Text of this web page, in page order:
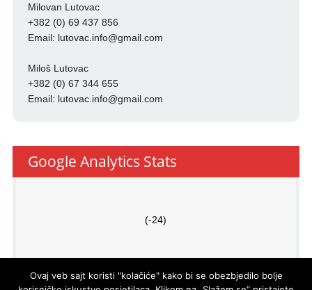
Milovan Lutovac
+382 (0) 69 437 856
Email: lutovac.info@gmail.com
Miloš Lutovac
+382 (0) 67 344 655
Email: lutovac.info@gmail.com
Google Analytics Stats
(-24)
Ovaj veb sajt koristi "kolačiće" kako bi se obezbjedilo bolje